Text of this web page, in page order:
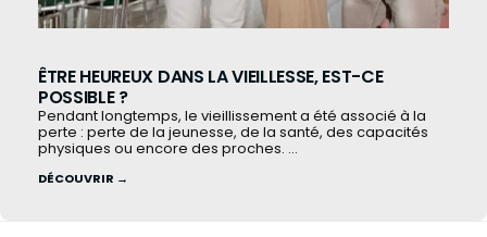
ÊTRE HEUREUX DANS LA VIEILLESSE, EST-CE
POSSIBLE ?
Pendant longtemps, le vieillissement a été associé à la
perte : perte de la jeunesse, de la santé, des capacités
physiques ou encore des proches. ...
DÉCOUVRIR →